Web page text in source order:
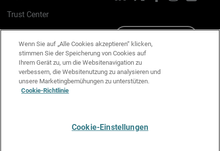
Trust Center
Cookie-Richtlinie
Datenschutzrichtlinie
Media & Brand Kit
Wenn Sie auf „Alle Cookies akzeptieren“ klicken,
stimmen Sie der Speicherung von Cookies auf
Ihrem Gerät zu, um die Websitenavigation zu
verbessern, die Websitenutzung zu analysieren und
unsere Marketingbemühungen zu unterstützen.
Cookie-Richtlinie
Cookie-Einstellungen